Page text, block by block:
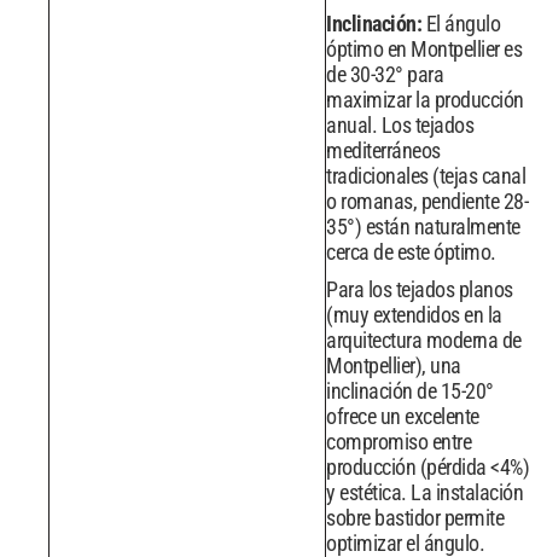
Inclinación: El ángulo
óptimo en Montpellier es
de 30-32° para
maximizar la producción
anual. Los tejados
mediterráneos
tradicionales (tejas canal
o romanas, pendiente 28-
35°) están naturalmente
cerca de este óptimo.
Para los tejados planos
(muy extendidos en la
arquitectura moderna de
Montpellier), una
inclinación de 15-20°
ofrece un excelente
compromiso entre
producción (pérdida <4%)
y estética. La instalación
sobre bastidor permite
optimizar el ángulo.